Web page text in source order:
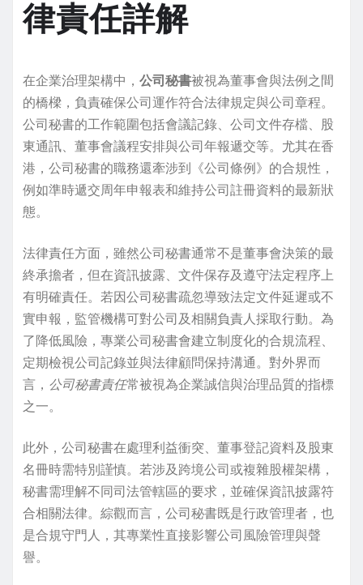
律責任詳解
在企業治理架構中， 公司秘書被視為董事會與法例之間
的橋樑，負責確保公司運作符合法律規定與公司章程。
公司秘書的工作範圍包括會議記錄、公司文件存檔、股
東通訊、董事會議程安排與公司年報遞交等。尤其在香
港，公司秘書的職務還牽涉到《公司條例》的合規性，
例如準時遞交周年申報表和維持公司註冊資料的最新狀
態。
法律責任方面，雖然公司秘書通常不是董事會決策的最
終承擔者，但在資訊披露、文件保存及遵守法定程序上
有明確責任。若因公司秘書疏忽導致法定文件延遲或不
實申報，監管機構可對公司及相關負責人採取行動。為
了降低風險，專業公司秘書會建立制度化的合規流程、
定期檢視公司記錄並與法律顧問保持溝通。對外界而
言， 公司秘書責任常被視為企業誠信與治理品質的指標
之一。
此外，公司秘書在處理利益衝突、董事登記資料及股東
名冊時需特別謹慎。若涉及跨境公司或複雜股權架構，
秘書需理解不同司法管轄區的要求，並確保資訊披露符
合相關法律。綜觀而言，公司秘書既是行政管理者，也
是合規守門人，其專業性直接影響公司風險管理與聲
譽。